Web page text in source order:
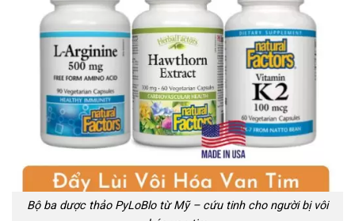
Bộ ba dược thảo PyLoBlo từ Mỹ – cứu tinh cho người bị vôi